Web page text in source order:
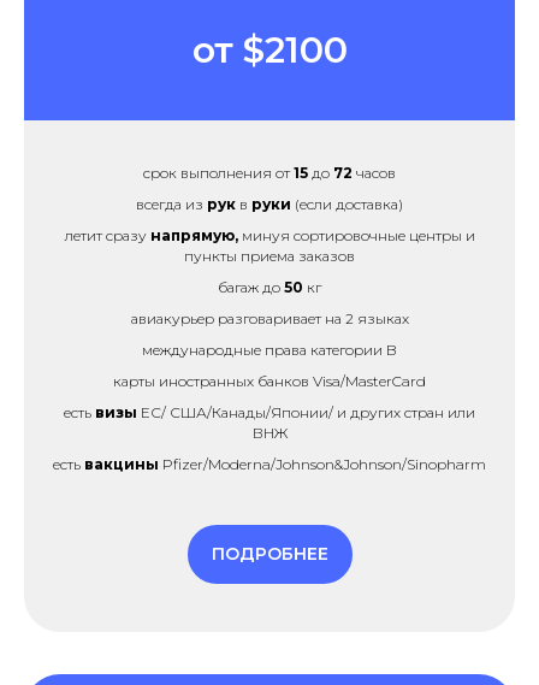
от $2100
срок выполнения от15 до 72 часов
всегда из рук в руки (если доставка)
летит сразу напрямую, минуя сортировочные центры и
пункты приема заказов
багаж до 50 кг
авиакурьер разговаривает на 2 языках
международные права категории B
карты иностранных банков Visa/MasterCard
есть визы ЕС/ США/Канады/Японии/ и других стран или
ВНЖ
есть вакцины Pfizer/Moderna/Johnson&Johnson/Sinopharm
ПОДРОБНЕЕ